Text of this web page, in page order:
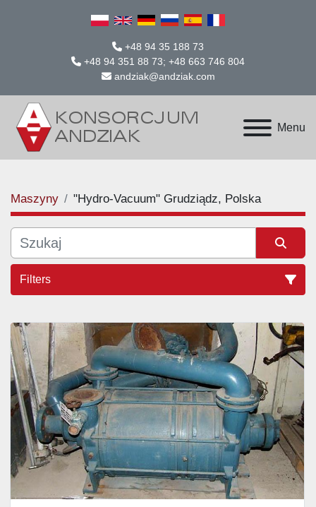
+48 94 35 188 73
+48 94 351 88 73; +48 663 746 804
andziak@andziak.com
Menu
Maszyny "Hydro-Vacuum" Grudziądz, Polska
Filters
Wszystkie kategorie
Sortuj według